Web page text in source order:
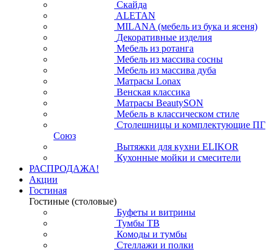
Скайда
ALETAN
MILANA (мебель из бука и ясеня)
Декоративные изделия
Мебель из ротанга
Мебель из массива сосны
Мебель из массива дуба
Матрасы Lonax
Венская классика
Матрасы BeautySON
Мебель в классическом стиле
Столешницы и комплектующие ПГ
Союз
Вытяжки для кухни ELIKOR
Кухонные мойки и смесители
РАСПРОДАЖА!
Акции
Гостиная
Гостиные (столовые)
Буфеты и витрины
Тумбы ТВ
Комоды и тумбы
Стеллажи и полки